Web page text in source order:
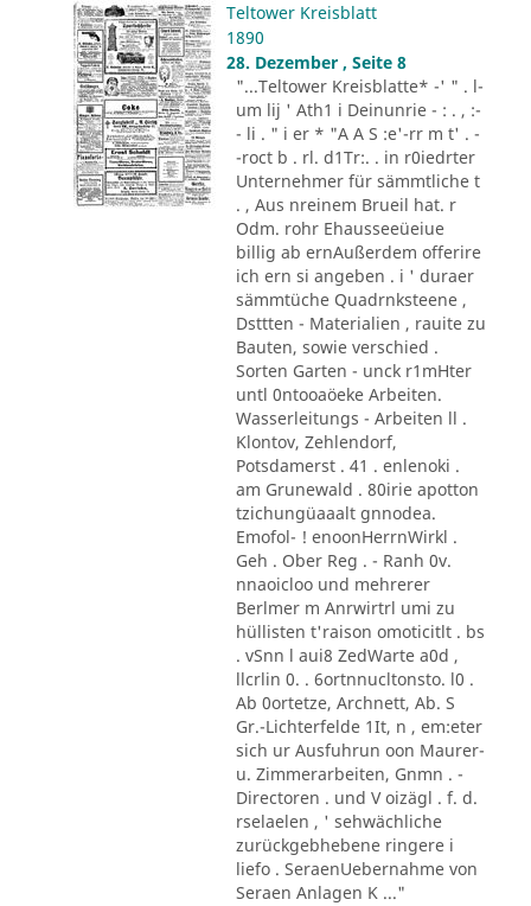
Teltower Kreisblatt
1890
28. Dezember , Seite 8
"...Teltower Kreisblatte* -' " . l-
um lij ' Ath1 i Deinunrie - : . , :-
- li . " i er * "A A S :e'-rr m t' . -
-roct b . rl. d1Tr:. . in r0iedrter
Unternehmer für sämmtliche t
. , Aus nreinem Brueil hat. r
Odm. rohr Ehausseeüeiue
billig ab ernAußerdem offerire
ich ern si angeben . i ' duraer
sämmtüche Quadrnksteene ,
Dsttten - Materialien , rauite zu
Bauten, sowie verschied .
Sorten Garten - unck r1mHter
untl 0ntooaöeke Arbeiten.
Wasserleitungs - Arbeiten ll .
Klontov, Zehlendorf,
Potsdamerst . 41 . enlenoki .
am Grunewald . 80irie apotton
tzichungüaaalt gnnodea.
Emofol- ! enoonHerrnWirkl .
Geh . Ober Reg . - Ranh 0v.
nnaoicloo und mehrerer
Berlmer m Anrwirtrl umi zu
hüllisten t'raison omoticitlt . bs
. vSnn l aui8 ZedWarte a0d ,
llcrlin 0. . 6ortnnucltonsto. l0 .
Ab 0ortetze, Archnett, Ab. S
Gr.-Lichterfelde 1It, n , em:eter
sich ur Ausfuhrun oon Maurer-
u. Zimmerarbeiten, Gnmn . -
Directoren . und V oizägl . f. d.
rselaelen , ' sehwächliche
zurückgebhebene ringere i
liefo . SeraenUebernahme von
Seraen Anlagen K ..."